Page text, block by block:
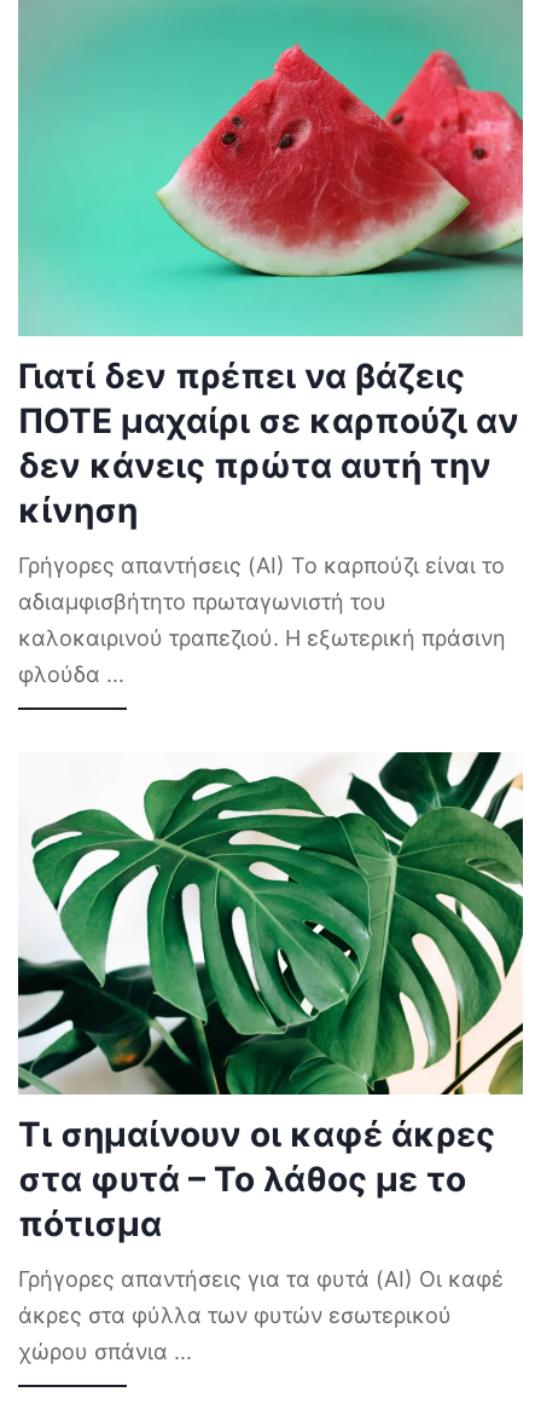
Γιατί δεν πρέπει να βάζεις
ΠΟΤΕ μαχαίρι σε καρπούζι αν
δεν κάνεις πρώτα αυτή την
κίνηση
Γρήγορες απαντήσεις (AI) Το καρπούζι είναι το
αδιαμφισβήτητο πρωταγωνιστή του
καλοκαιρινού τραπεζιού. Η εξωτερική πράσινη
φλούδα ...
Τι σημαίνουν οι καφέ άκρες
στα φυτά – Το λάθος με το
πότισμα
Γρήγορες απαντήσεις για τα φυτά (AI) Οι καφέ
άκρες στα φύλλα των φυτών εσωτερικού
χώρου σπάνια ...